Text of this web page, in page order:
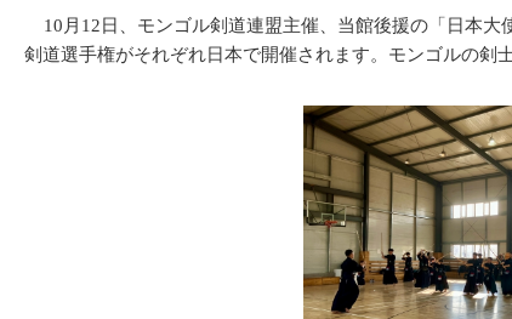
10月12日、モンゴル剣道連盟主催、当館後援の「日本大
剣道選手権がそれぞれ日本で開催されます。モンゴルの剣